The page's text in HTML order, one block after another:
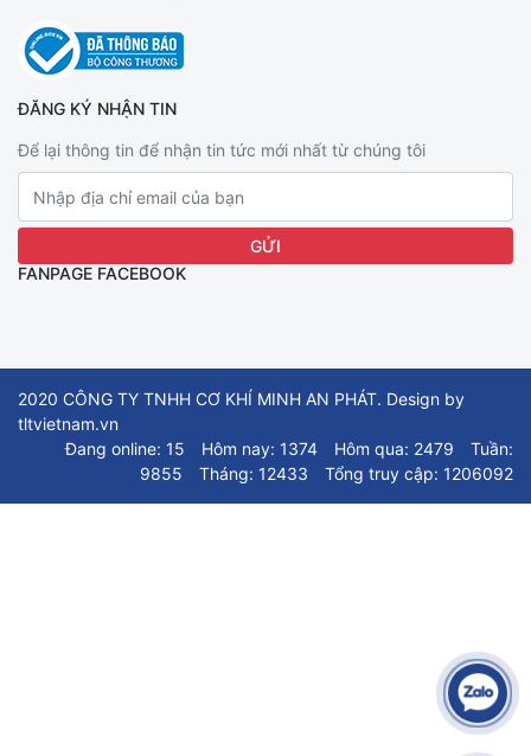
ĐĂNG KÝ NHẬN TIN
Để lại thông tin để nhận tin tức mới nhất từ chúng tôi
FANPAGE FACEBOOK
2020 CÔNG TY TNHH CƠ KHÍ MINH AN PHÁT. Design by
tltvietnam.vn
Đang online: 15
Hôm nay: 1374 Hôm qua: 2479
Tuần:
9855
Tháng: 12433 Tổng truy cập: 1206092